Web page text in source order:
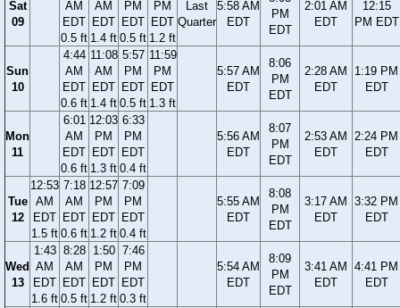
Sat
09
AM
EDT
0.5 ft
AM
EDT
1.4 ft
PM
EDT
0.5 ft
PM
EDT
1.2 ft
Last
Quarter
5:58 AM
EDT
PM
EDT
2:01 AM
EDT
12:15
PM EDT
Sun
10
4:44
AM
EDT
0.6 ft
11:08
AM
EDT
1.4 ft
5:57
PM
EDT
0.5 ft
11:59
PM
EDT
1.3 ft
5:57 AM
EDT
8:06
PM
EDT
2:28 AM
EDT
1:19 PM
EDT
Mon
11
6:01
AM
EDT
0.6 ft
12:03
PM
EDT
1.3 ft
6:33
PM
EDT
0.4 ft
5:56 AM
EDT
8:07
PM
EDT
2:53 AM
EDT
2:24 PM
EDT
Tue
12
12:53
AM
EDT
1.5 ft
7:18
AM
EDT
0.6 ft
12:57
PM
EDT
1.2 ft
7:09
PM
EDT
0.4 ft
5:55 AM
EDT
8:08
PM
EDT
3:17 AM
EDT
3:32 PM
EDT
Wed
13
1:43
AM
EDT
1.6 ft
8:28
AM
EDT
0.5 ft
1:50
PM
EDT
1.2 ft
7:46
PM
EDT
0.3 ft
5:54 AM
EDT
8:09
PM
EDT
3:41 AM
EDT
4:41 PM
EDT